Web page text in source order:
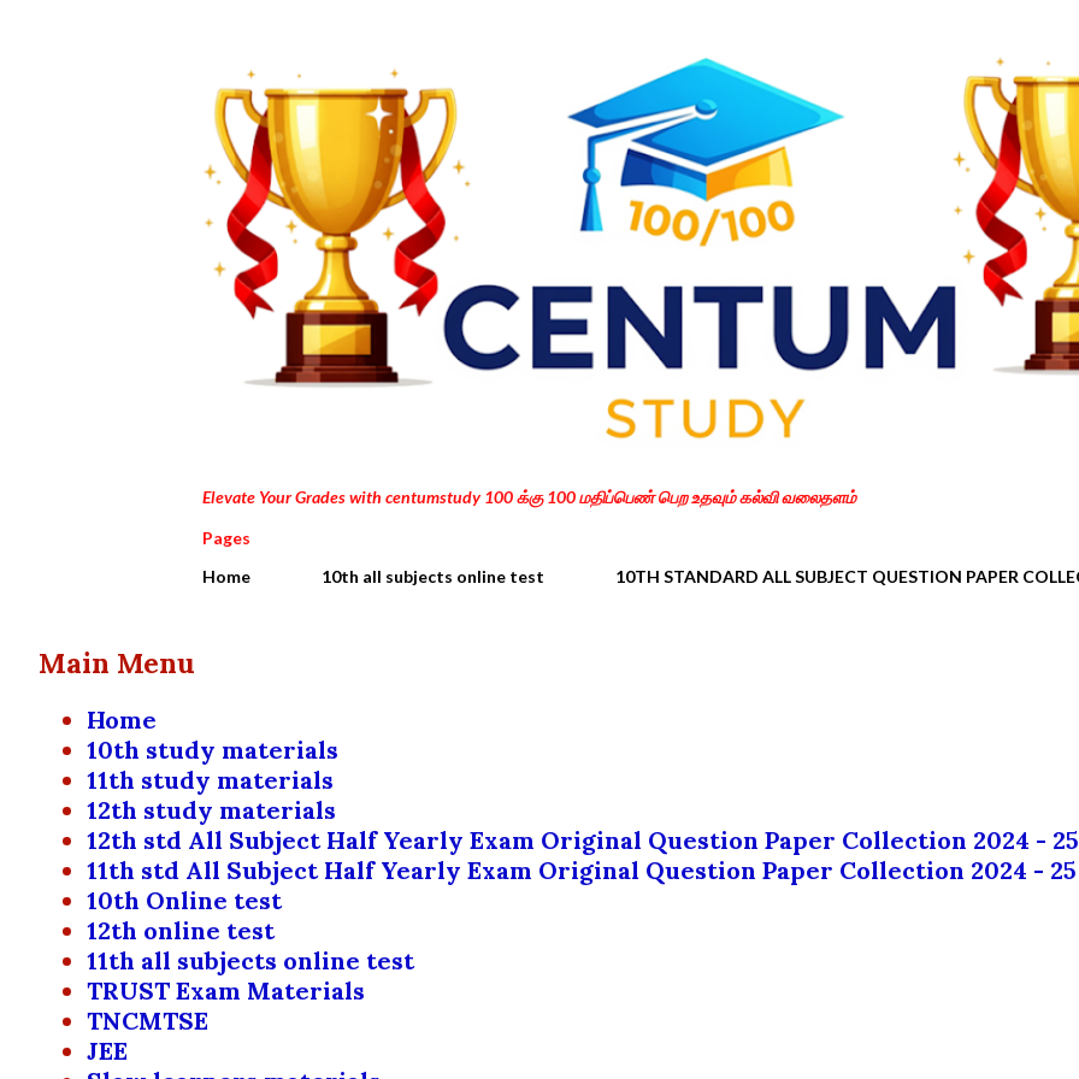
Elevate Your Grades with centumstudy 100 க்கு 100 மதிப்பெண் பெற உதவும் கல்வி வலைதளம்
Pages
Home
10th all subjects online test 10TH STANDARD ALL SUBJECT QUESTION PAPER
Main Menu
Home
10th study materials
11th study materials
12th study materials
12th std All Subject Half Yearly Exam Original Question Paper Collection 2024 - 25
11th std All Subject Half Yearly Exam Original Question Paper Collection 2024 - 25
10th Online test
12th online test
11th all subjects online test
TRUST Exam Materials
TNCMTSE
JEE